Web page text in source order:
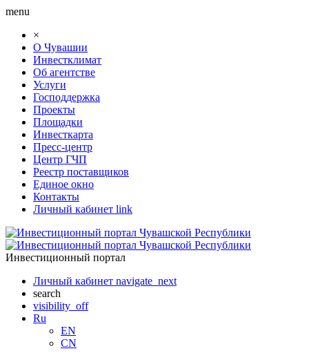
menu
×
О Чувашии
Инвестклимат
Об агентстве
Услуги
Господдержка
Проекты
Площадки
Инвесткарта
Пресс-центр
Центр ГЧП
Реестр поставщиков
Единое окно
Контакты
Личный кабинет link
Инвестиционный портал
Личный кабинет navigate_next
search
visibility_off
Ru
EN
CN